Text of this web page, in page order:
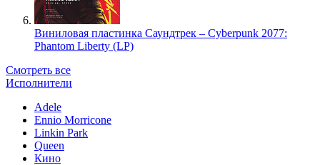
Виниловая пластинка Саундтрек – Cyberpunk 2077:
Phantom Liberty (LP)
Смотреть все
Исполнители
Adele
Ennio Morricone
Linkin Park
Queen
Кино